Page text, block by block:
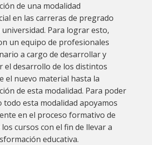
de una modalidad
en las carreras de pregrado
Para lograr esto,
un equipo de profesionales
a cargo de desarrollar y
el desarrollo de los distintos
el nuevo material hasta la
de esta modalidad. Para poder
todo esta modalidad apoyamos
en el proceso formativo de
cursos con el fin de llevar a
educativa.